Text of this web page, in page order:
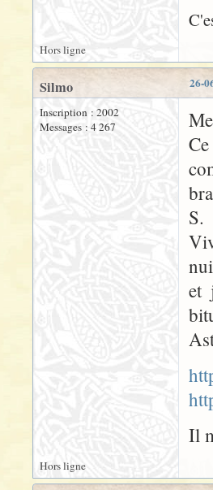
Hors ligne
26-
Silmo
Inscription : 2002
Messages : 4 267
S.
et
Il
Hors ligne